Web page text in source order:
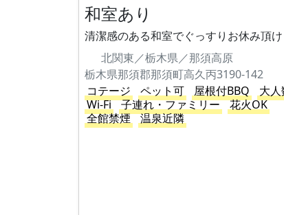
和室あり
清潔感のある和室でぐっすりお休み頂け
北関東／栃木県／那須高原
栃木県那須郡那須町高久丙3190-142
コテージ
ペット可 屋根付BBQ
大人
Wi-Fi
子連れ・ファミリー
花火OK
全館禁煙
温泉近隣